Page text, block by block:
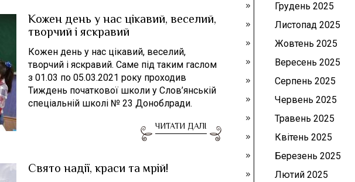
Кожен день у нас цікавий, веселий,
творчий і яскравий
Кожен день у нас цікавий, веселий,
творчий і яскравий. Саме під таким гаслом
з 01.03 по 05.03.2021 року проходив
Тиждень початкової школи у Слов’янській
спеціальній школі № 23 Доноблради.
ЧИТАТИ ДАЛІ
Свято надії, краси та мрій!
Грудень 2025
Листопад 2025
Жовтень 2025
Вересень 2025
Серпень 2025
Червень 2025
Травень 2025
Квітень 2025
Березень 2025
Лютий 2025